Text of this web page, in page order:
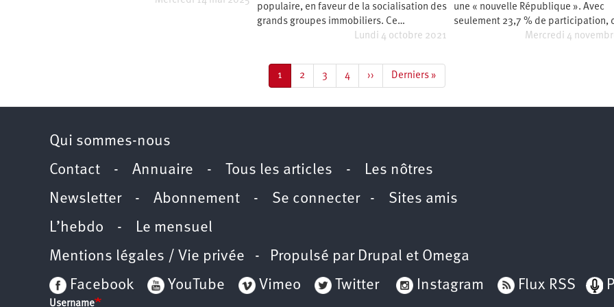
populaire, en faveur de la socialisation des
grands groupes immobiliers. Ce…
Lundi 4 octobre 2021
une « nouvelle République ». Avec
seulement 23,7 % de participation,
Mercredi 4
Page
courante
1 Page
2 Page
3 Page
4
Page
suivante
››
Dernière
page
Derniers »
Qui sommes-nous
Contact - Annuaire - Tous les articles - Les nôtres
Newsletter- Abonnement - Se connecter- Sites amis
L’hebdo - Le mensuel
Mentions légales / Vie privée - Propulsé par Drupal et Omega
Facebook
YouTube Vimeo Twitter Instagram Flux RSS
Username